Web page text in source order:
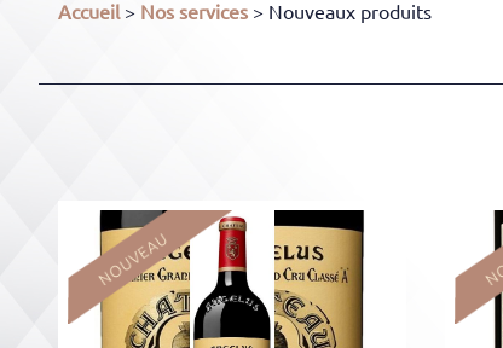
Accueil> Nos services > Nouveaux produits